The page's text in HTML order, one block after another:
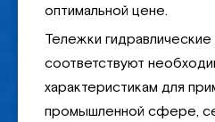
оптимальной цене.
Тележки
соответствуют
характеристикам для
промышленной сфере,